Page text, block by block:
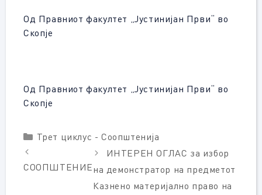
Од Правниот факултет „Јустинијан Први“ во
Скопје
Од Правниот факултет „Јустинијан Први“ во
Скопје
Categories
Трет циклус - Соопштенија
СООПШТЕНИЕ
ИНТЕРЕН ОГЛАС за избор
на демонстратор на предметот
Казнено материјално право на